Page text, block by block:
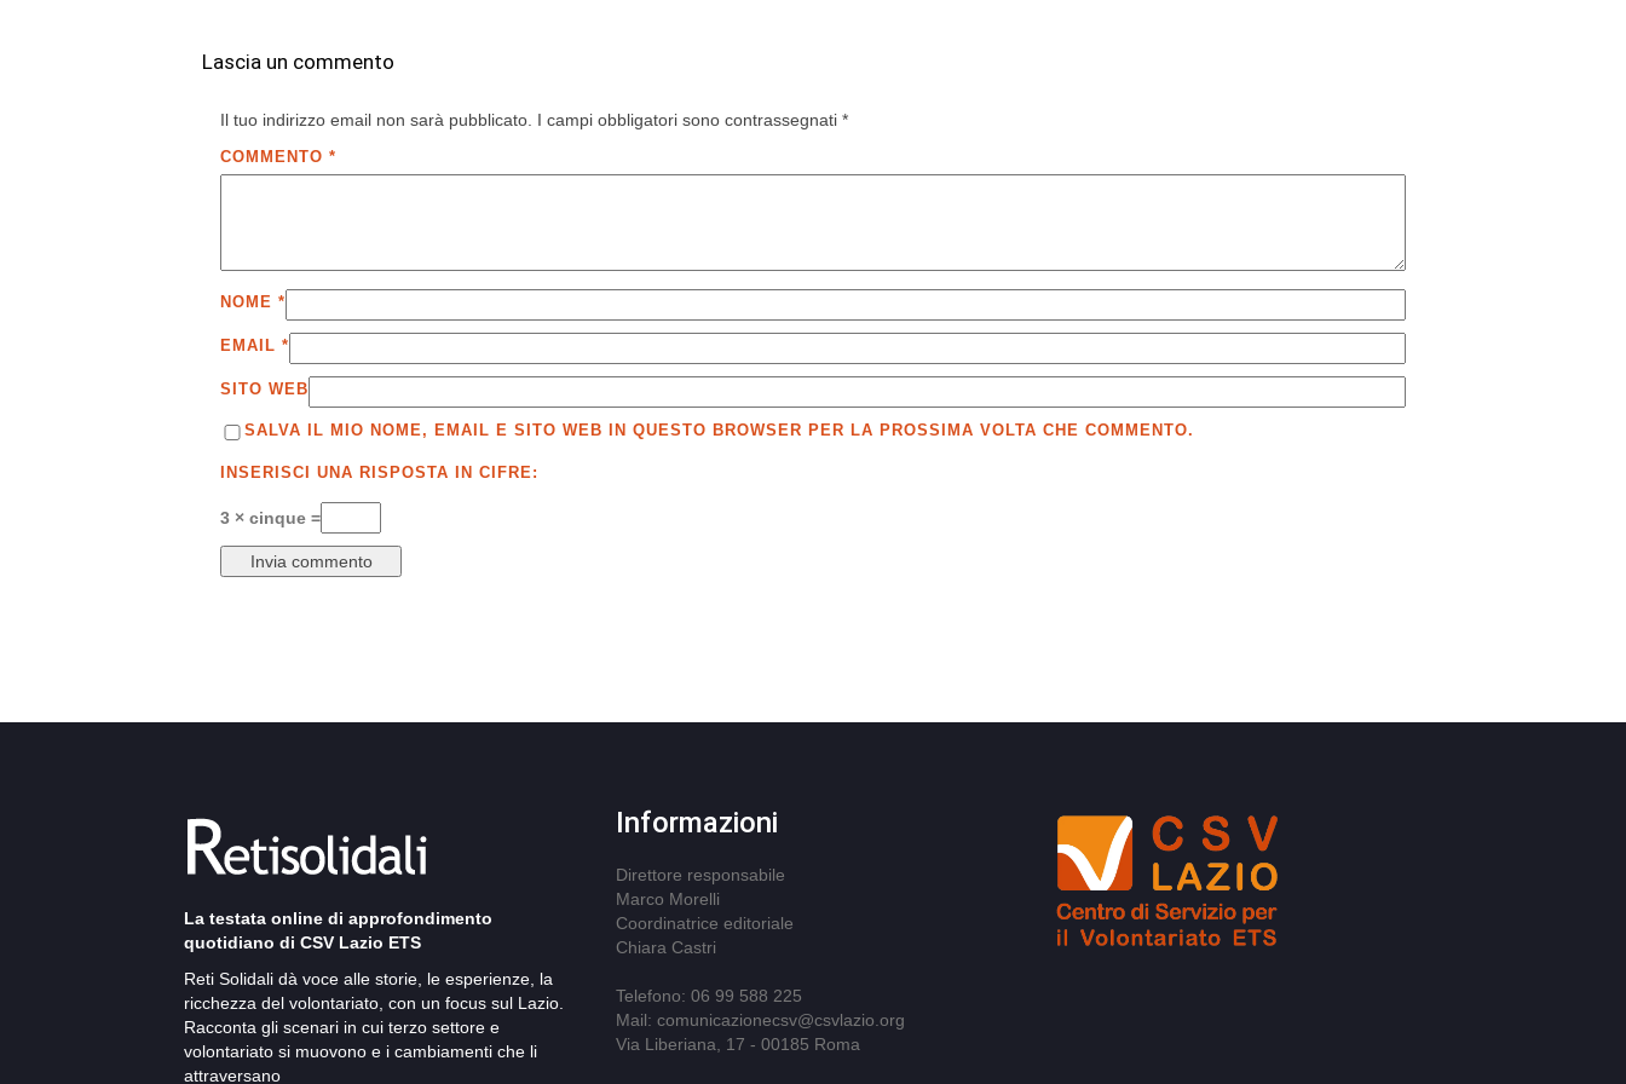
Lascia un commento
Il tuo indirizzo email non sarà pubblicato. I campi obbligatori sono contrassegnati *
COMMENTO *
NOME *
EMAIL *
SITO WEB
SALVA IL MIO NOME, EMAIL E SITO WEB IN QUESTO BROWSER PER LA PROSSIMA VOLTA CHE COMMENTO.
INSERISCI UNA RISPOSTA IN CIFRE:
3 × cinque =
La testata online di approfondimento
quotidiano di CSV Lazio ETS
Reti Solidali dà voce alle storie, le esperienze, la
ricchezza del volontariato, con un focus sul Lazio.
Racconta gli scenari in cui terzo settore e
volontariato si muovono e i cambiamenti che li
attraversano
Informazioni
Direttore responsabile
Marco Morelli
Coordinatrice editoriale
Chiara Castri
Telefono: 06 99 588 225
Mail: comunicazionecsv@csvlazio.org
Via Liberiana, 17 - 00185 Roma